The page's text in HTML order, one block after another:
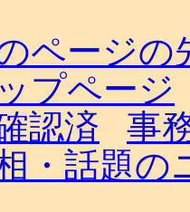
ページの
プページ
認済
事
・話題の